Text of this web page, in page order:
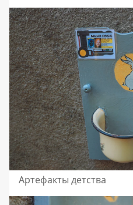
Артефакты детства